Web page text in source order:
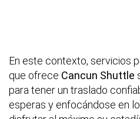
En este contexto, servicios
que ofrece Cancun Shuttle
para tener un traslado
esperas y enfocándose en